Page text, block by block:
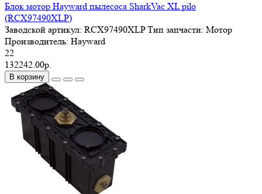
Блок мотор Hayward пылесоса SharkVac XL pilo
(RCX97490XLP)
Заводской артикул: RCX97490XLPТип запчасти: Мотор
Производитель: Hayward
22
132242.00р.
В корзину